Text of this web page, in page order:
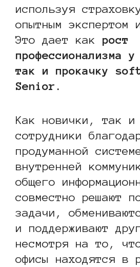
используя
опытным экспертом
Это дает как рост
профессионализма
так и прокачку
Senior.
Как новички, так и
сотрудники
продуманной
внутренней
общего
совместно решают
задачи,
и поддерживают
несмотря на то,
офисы находятся в